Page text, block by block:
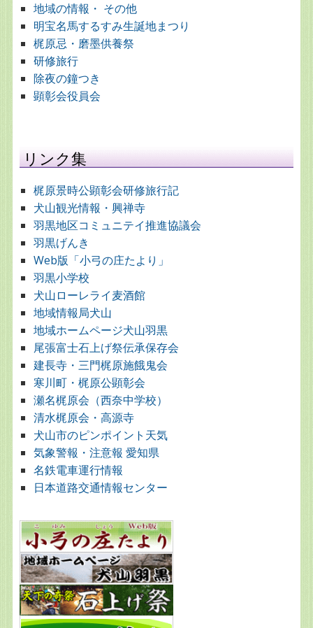
地域の情報・ その他
明宝名馬するすみ生誕地まつり
梶原忌・磨墨供養祭
研修旅行
除夜の鐘つき
顕彰会役員会
リンク集
梶原景時公顕彰会研修旅行記
犬山観光情報・興禅寺
羽黒地区コミュニテイ推進協議会
羽黒げんき
Web版「小弓の庄たより」
羽黒小学校
犬山ローレライ麦酒館
地域情報局犬山
地域ホームページ犬山羽黒
尾張富士石上げ祭伝承保存会
建長寺・三門梶原施餓鬼会
寒川町・梶原公顕彰会
瀬名梶原会（西奈中学校）
清水梶原会・高源寺
犬山市のピンポイント天気
気象警報・注意報 愛知県
名鉄電車運行情報
日本道路交通情報センター